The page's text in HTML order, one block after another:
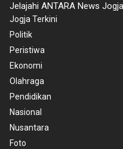
Jelajahi ANTARA News Jogja
Jogja Terkini
Politik
Peristiwa
Ekonomi
Olahraga
Pendidikan
Nasional
Nusantara
Foto